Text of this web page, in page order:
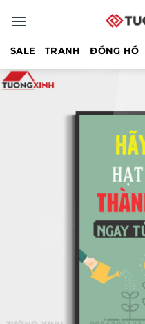
qua
SALE TRANH ĐỒNG HỒ